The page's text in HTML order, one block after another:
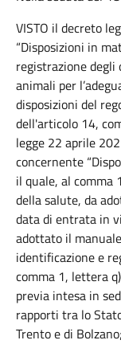
VISTO il decreto
“Disposizioni in
registrazione
animali per
disposizioni del
dell'articolo 14,
legge 22 aprile
concernente
il quale, al comma
della salute, da
data di entrata in
adottato il
identificazione e
comma 1, lettera
previa intesa in
rapporti tra lo
Trento e di Bolzano;